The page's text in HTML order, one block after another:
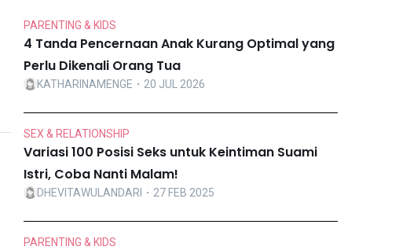
PARENTING & KIDS
4 Tanda Pencernaan Anak Kurang Optimal yang
Perlu Dikenali Orang Tua
KATHARINAMENGE ・20 JUL 2026
SEX & RELATIONSHIP
Variasi 100 Posisi Seks untuk Keintiman Suami
Istri, Coba Nanti Malam!
DHEVITAWULANDARI ・27 FEB 2025
PARENTING & KIDS